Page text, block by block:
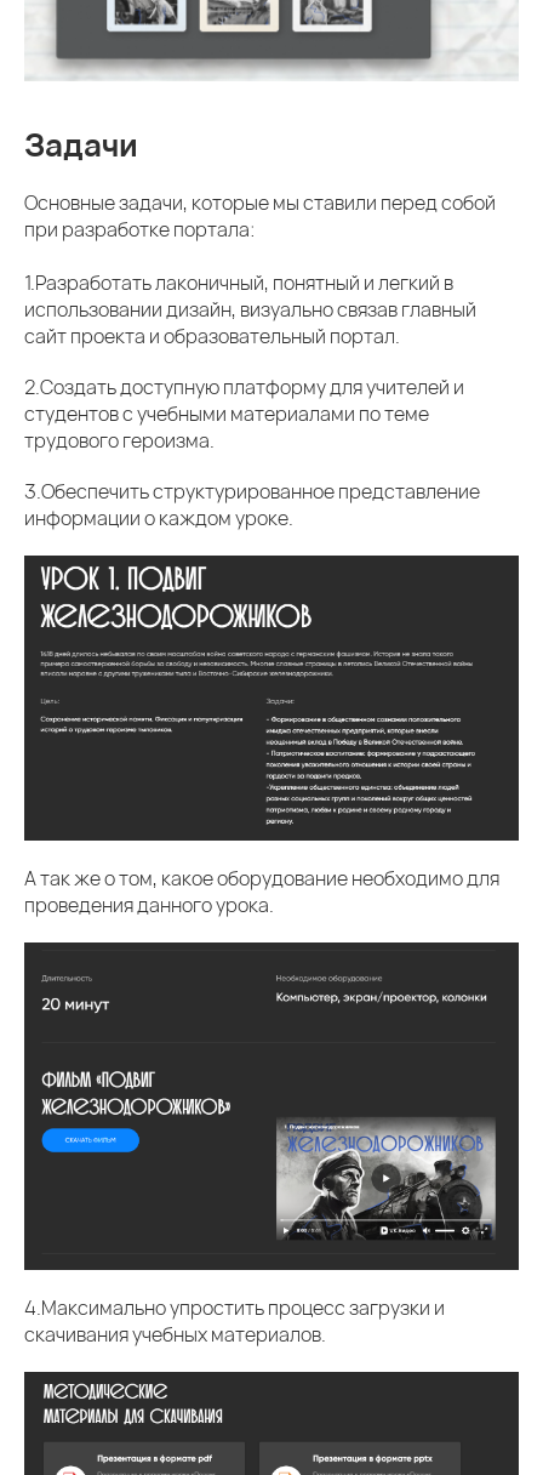
Задачи
Основные задачи, которые мы ставили перед собой
при разработке портала:
1.Разработать лаконичный, понятный и легкий в
использовании дизайн, визуально связав главный
сайт проекта и образовательный портал.
2.Создать доступную платформу для учителей и
студентов с учебными материалами по теме
трудового героизма.
3.Обеспечить структурированное представление
информации о каждом уроке.
А так же о том, какое оборудование необходимо для
проведения данного урока.
4.Максимально упростить процесс загрузки и
скачивания учебных материалов.